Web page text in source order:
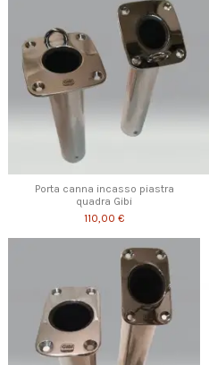
Porta canna incasso piastra
quadra Gibi
110,00 €